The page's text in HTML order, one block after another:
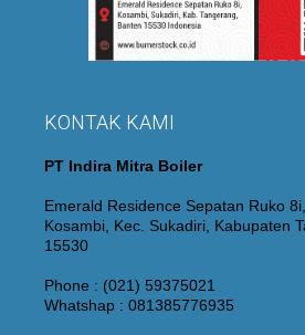
KONTAK KAMI
PT Indira Mitra Boiler
Emerald Residence Sepatan Ruko
Kosambi, Kec. Sukadiri, Kabupaten
15530
Phone : (021) 59375021
Whatshap : 081385776935